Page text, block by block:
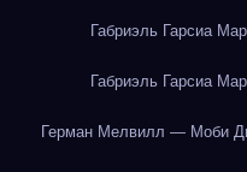
Габриэль Гарсиа
Габриэль Гарсиа
Герман Мелвилл — Моби